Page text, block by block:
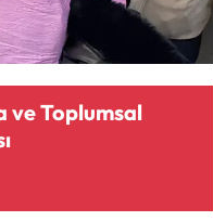
ve Toplumsal